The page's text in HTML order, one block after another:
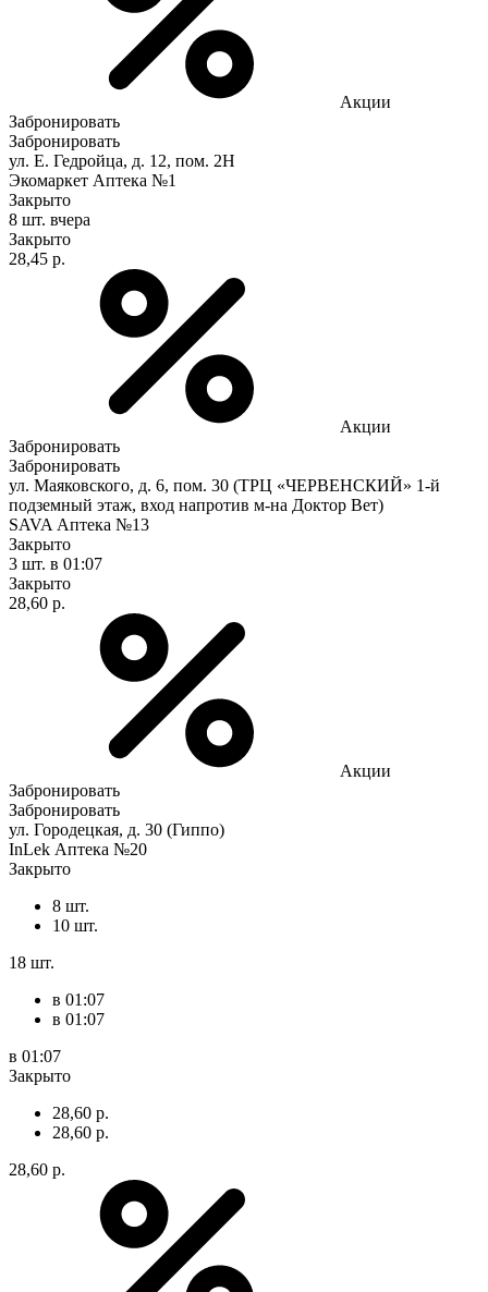
Акции
Забронировать
Забронировать
ул. Е. Гедройца, д. 12, пом. 2Н
Экомаркет Аптека №1
Закрыто
8 шт. вчера
Закрыто
28,45 р.
Акции
Забронировать
Забронировать
ул. Маяковского, д. 6, пом. 30 (ТРЦ «ЧЕРВЕНСКИЙ» 1-й
подземный этаж, вход напротив м-на Доктор Вет)
SAVA Аптека №13
Закрыто
3 шт. в 01:07
Закрыто
28,60 р.
Акции
Забронировать
Забронировать
ул. Городецкая, д. 30 (Гиппо)
InLek Аптека №20
Закрыто
8 шт.
10 шт.
18 шт.
в 01:07
в 01:07
в 01:07
Закрыто
28,60 р.
28,60 р.
28,60 р.